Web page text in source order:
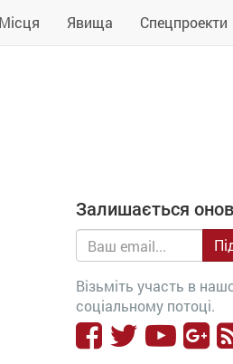
Явища Спецпроекти
Залишається
Візьміть участь в
соціальному потоці.